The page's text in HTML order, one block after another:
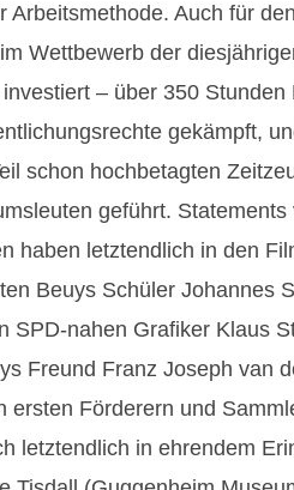
Arbeitsmethode. Auch für
Wettbewerb der
– über 350 Stunden
gekämpft,
schon hochbetagten
geführt.
haben letztendlich in den
Beuys Schüler Johannes
SPD-nahen Grafiker Klaus
Freund Franz Joseph van
ersten Förderern und
letztendlich in ehrendem